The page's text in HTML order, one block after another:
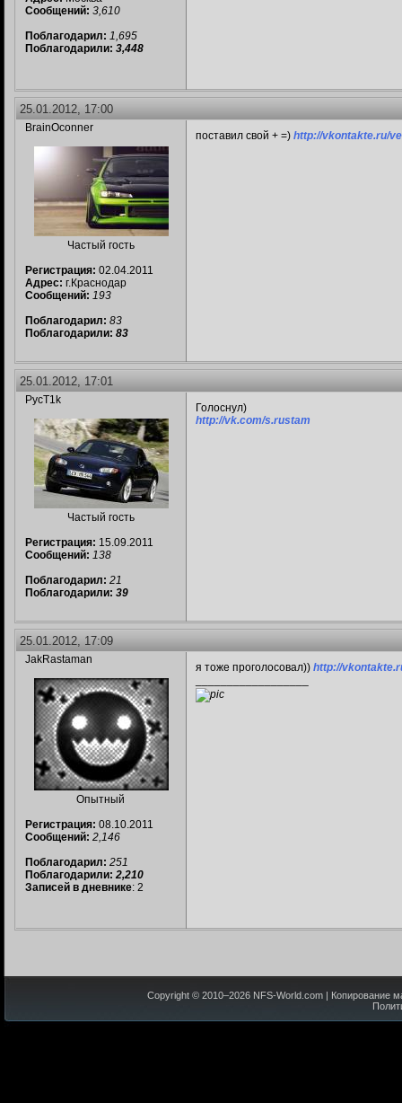
Сообщений: 3,610
Поблагодарил: 1,695
Поблагодарили: 3,448
25.01.2012, 17:00
BrainOconner
Частый гость
Регистрация: 02.04.2011
Адрес: г.Краснодар
Сообщений: 193
Поблагодарил: 83
Поблагодарили: 83
поставил свой + =) http://vkontakte.ru/
25.01.2012, 17:01
PycT1k
Частый гость
Регистрация: 15.09.2011
Сообщений: 138
Поблагодарил: 21
Поблагодарили: 39
Голоснул)
http://vk.com/s.rustam
25.01.2012, 17:09
JakRastaman
Опытный
Регистрация: 08.10.2011
Сообщений: 2,146
Поблагодарил: 251
Поблагодарили: 2,210
Записей в дневнике: 2
я тоже проголосовал)) http://
Copyright © 2010–2026 NFS-World.com | Копирование